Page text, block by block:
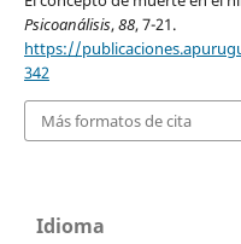
Psicoanálisis,88, 7-21.
https://
342
Más formatos de cita
Idioma